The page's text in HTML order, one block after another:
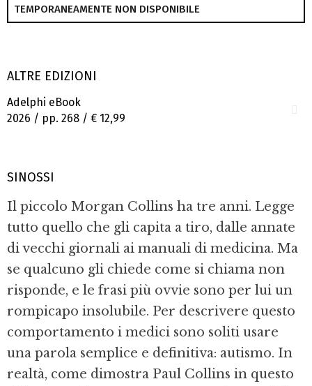
TEMPORANEAMENTE NON DISPONIBILE
ALTRE EDIZIONI
Adelphi eBook
2026 / pp. 268 / € 12,99
SINOSSI
Il piccolo Morgan Collins ha tre anni. Legge
tutto quello che gli capita a tiro, dalle annate
di vecchi giornali ai manuali di medicina. Ma
se qualcuno gli chiede come si chiama non
risponde, e le frasi più ovvie sono per lui un
rompicapo insolubile. Per descrivere questo
comportamento i medici sono soliti usare
una parola semplice e definitiva: autismo. In
realtà, come dimostra Paul Collins in questo